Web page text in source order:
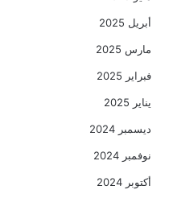
أبريل 2025
مارس 2025
فبراير 2025
يناير 2025
ديسمبر 2024
نوفمبر 2024
أكتوبر 2024